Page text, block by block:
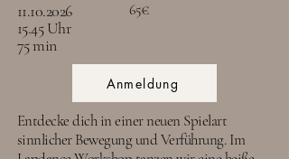
11.10.2026
15.45 Uhr
75 min
65€
Anmeldung
Entdecke dich in einer neuen Spielart
sinnlicher Bewegung und Verführung. Im